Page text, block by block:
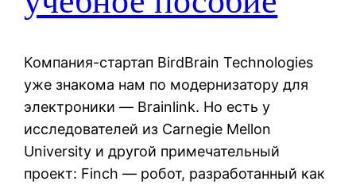
Компания-стартап BirdBrain Technologies
уже знакома нам по модернизатору для
электроники — Brainlink. Но есть у
исследователей из Carnegie Mellon
University и другой примечательный
проект: Finch — робот, разработанный как